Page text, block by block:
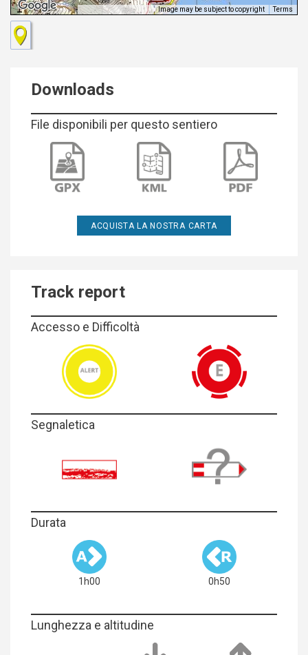
Image may be subject to copyright Terms
Downloads
File disponibili per questo sentiero
ACQUISTA LA NOSTRA CARTA
Track report
Accesso e Difficoltà
Segnaletica
Durata
1h00 0h50
Lunghezza e altitudine